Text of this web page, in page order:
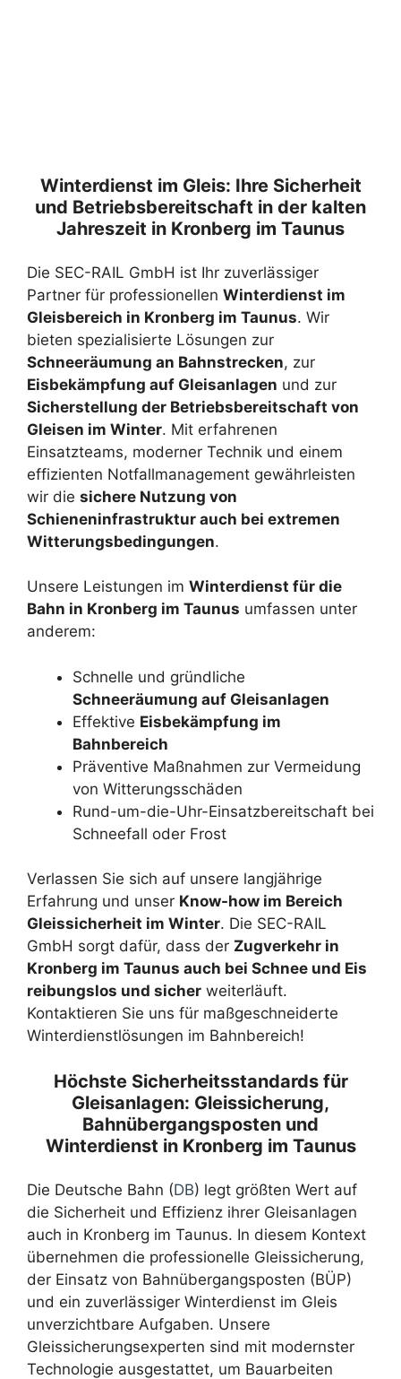
Winterdienst im Gleis: Ihre Sicherheit
und Betriebsbereitschaft in der kalten
Jahreszeit in Kronberg im Taunus
Die SEC-RAIL GmbH ist Ihr zuverlässiger
Partner für professionellen Winterdienst im
Gleisbereich in Kronberg im Taunus. Wir
bieten spezialisierte Lösungen zur
Schneeräumung an Bahnstrecken, zur
Eisbekämpfung auf Gleisanlagen und zur
Sicherstellung der Betriebsbereitschaft von
Gleisen im Winter. Mit erfahrenen
Einsatzteams, moderner Technik und einem
effizienten Notfallmanagement gewährleisten
wir die sichere Nutzung von
Schieneninfrastruktur auch bei extremen
Witterungsbedingungen.
Unsere Leistungen im Winterdienst für die
Bahn in Kronberg im Taunus umfassen unter
anderem:
Schnelle und gründliche
Schneeräumung auf Gleisanlagen
Effektive Eisbekämpfung im
Bahnbereich
Präventive Maßnahmen zur Vermeidung
von Witterungsschäden
Rund-um-die-Uhr-Einsatzbereitschaft bei
Schneefall oder Frost
Verlassen Sie sich auf unsere langjährige
Erfahrung und unser Know-how im Bereich
Gleissicherheit im Winter. Die SEC-RAIL
GmbH sorgt dafür, dass der Zugverkehr in
Kronberg im Taunus auch bei Schnee und Eis
reibungslos und sicher weiterläuft.
Kontaktieren Sie uns für maßgeschneiderte
Winterdienstlösungen im Bahnbereich!
Höchste Sicherheitsstandards für
Gleisanlagen: Gleissicherung,
Bahnübergangsposten und
Winterdienst in Kronberg im Taunus
Die Deutsche Bahn (DB) legt größten Wert auf
die Sicherheit und Effizienz ihrer Gleisanlagen
auch in Kronberg im Taunus. In diesem Kontext
übernehmen die professionelle Gleissicherung,
der Einsatz von Bahnübergangsposten (BÜP)
und ein zuverlässiger Winterdienst im Gleis
unverzichtbare Aufgaben. Unsere
Gleissicherungsexperten sind mit modernster
Technologie ausgestattet, um Bauarbeiten